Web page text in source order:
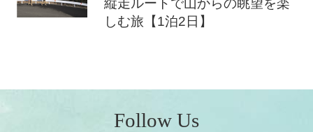
縦走ルートで山からの眺望を楽
しむ旅【1泊2日】
Follow Us